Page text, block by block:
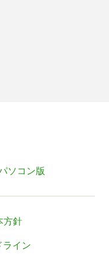
ソコン版
方針
ライン